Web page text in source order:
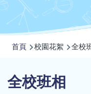
導
連
首頁 校園花絮 全校
全校班相